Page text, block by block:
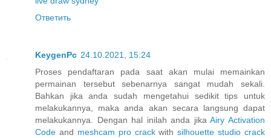
Ответить
KeygenPc 24.10.2021, 15:24
Proses pendaftaran pada saat akan mulai memainkan
permainan tersebut sebenarnya sangat mudah sekali.
Bahkan jika anda sudah mengetahui sedikit tips untuk
melakukannya, maka anda akan secara langsung dapat
melakukannya. Dengan hal inilah anda jikaAiry Activation
Code and meshcam pro crackwithsilhouette studio crack